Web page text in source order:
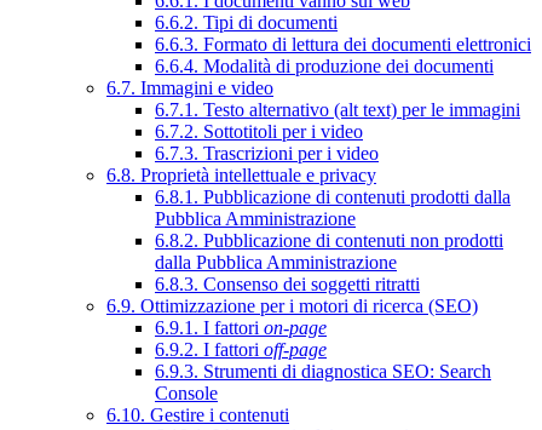
6.6.2. Tipi di documenti
6.6.3. Formato di lettura dei documenti elettronici
6.6.4. Modalità di produzione dei documenti
6.7. Immagini e video
6.7.1. Testo alternativo (alt text) per le immagini
6.7.2. Sottotitoli per i video
6.7.3. Trascrizioni per i video
6.8. Proprietà intellettuale e privacy
6.8.1. Pubblicazione di contenuti prodotti dalla
Pubblica Amministrazione
6.8.2. Pubblicazione di contenuti non prodotti
dalla Pubblica Amministrazione
6.8.3. Consenso dei soggetti ritratti
6.9. Ottimizzazione per i motori di ricerca (SEO)
6.9.1. I fattori on-page
6.9.2. I fattori off-page
6.9.3. Strumenti di diagnostica SEO: Search
Console
6.10. Gestire i contenuti